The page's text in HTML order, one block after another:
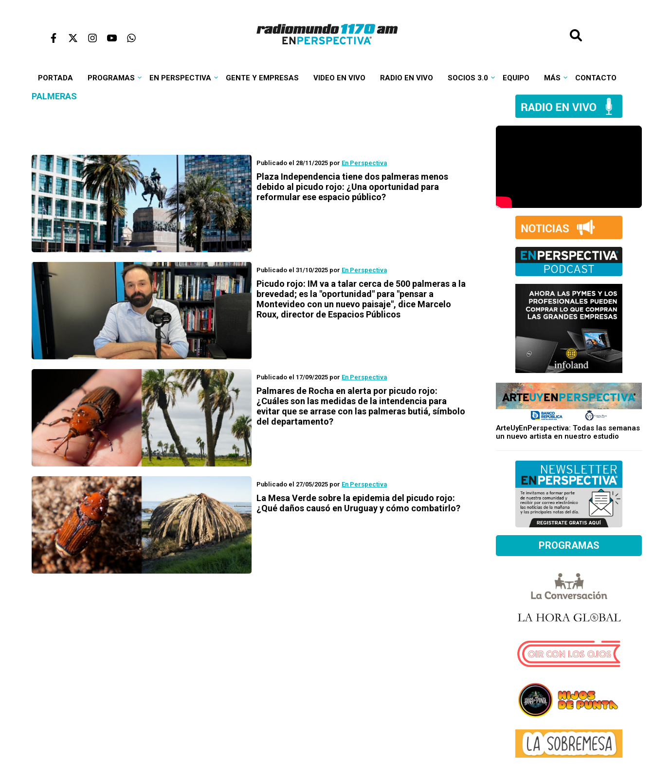
PORTADA PROGRAMAS EN PERSPECTIVA GENTE Y EMPRESAS VIDEO EN VIVO RADIO EN VIVO SOCIOS 3.0 EQUIPO MÁS CONTACTO
PALMERAS
Publicado el 28/11/2025 por En Perspectiva
Plaza Independencia tiene dos palmeras menos
debido al picudo rojo: ¿Una oportunidad para
reformular ese espacio público?
Publicado el 31/10/2025 por En Perspectiva
Picudo rojo: IM va a talar cerca de 500 palmeras a la
brevedad; es la "oportunidad" para "pensar a
Montevideo con un nuevo paisaje", dice Marcelo
Roux, director de Espacios Públicos
Publicado el 17/09/2025 por En Perspectiva
Palmares de Rocha en alerta por picudo rojo:
¿Cuáles son las medidas de la intendencia para
evitar que se arrase con las palmeras butiá, símbolo
del departamento?
Publicado el 27/05/2025 por En Perspectiva
La Mesa Verde sobre la epidemia del picudo rojo:
¿Qué daños causó en Uruguay y cómo combatirlo?
ArteUyEnPerspectiva: Todas las semanas
un nuevo artista en nuestro estudio
PROGRAMAS